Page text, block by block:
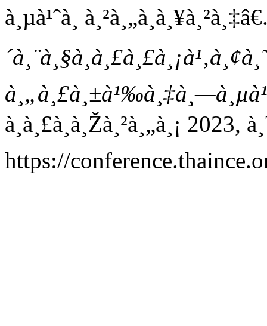
à¸µà¹ˆà¸
à¸à¸£à¸à¸Žà¸²à¸„à¸¡
https://